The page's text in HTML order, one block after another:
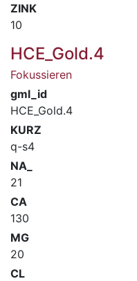
ZINK
10
HCE_Gold.4
Fokussieren
gml_id
HCE_Gold.4
KURZ
q-s4
NA_
21
CA
130
MG
20
CL